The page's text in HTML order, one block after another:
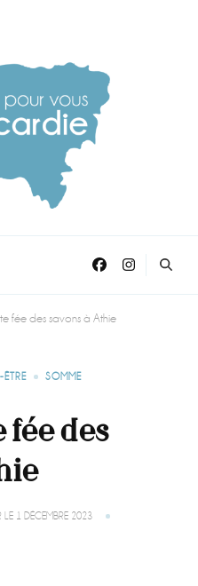
fée des savons à Athie
SOMME
des
LE 1 DÉCEMBRE 2023